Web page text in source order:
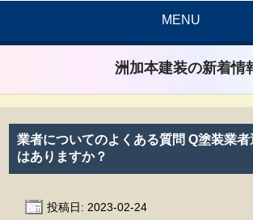
MENU
洲加本建装の新着情
業者についてのよくある質問 Q塗装業者
はありますか？
投稿日: 2023-02-24